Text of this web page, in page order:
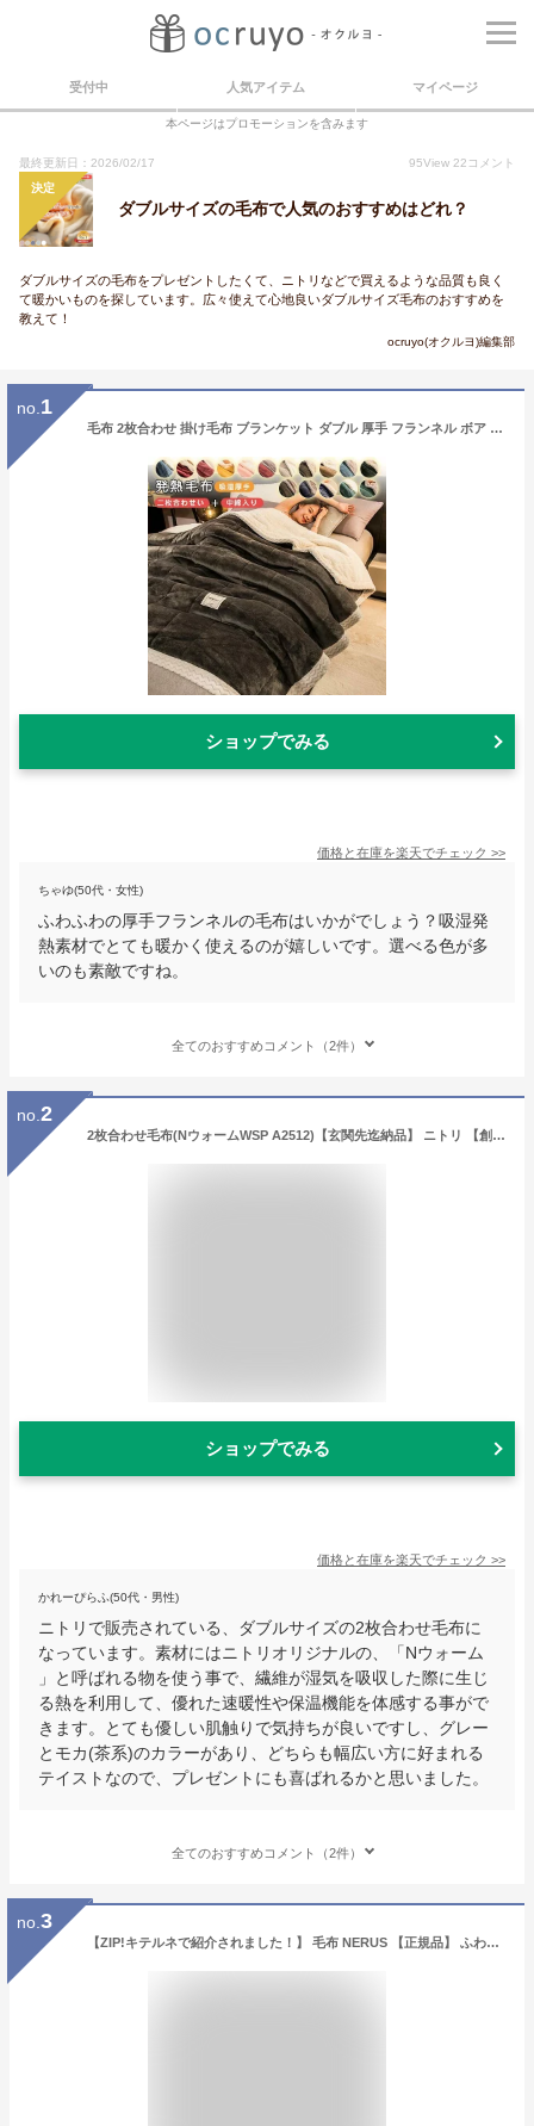
受付中 人気アイテム マイページ
本ページはプロモーションを含みます
最終更新日：2026/02/17 95View 22 コメント
決定
ダブルサイズの毛布で人気のおすすめはどれ？
ダブルサイズの毛布をプレゼントしたくて、ニトリなどで買えるような品質も良く
て暖かいものを探しています。広々使えて心地良いダブルサイズ毛布のおすすめを
教えて！
ocruyo(オクルヨ)編集部
no. 1
毛布 2枚合わせ 掛け毛布 ブランケット ダブル 厚手 フランネル ボア シープボア マイクロファイバー 吸湿 発熱 あったか 両面使える 洗える 三層構造 ふわふわ もこもこ 北欧 インテリア・寝具 秋 冬用 寒さ対策 オールシーズン 180×200cm
ショップでみる
価格と在庫を楽天でチェック >>
ちゃゆ(50代・女性)
ふわふわの厚手フランネルの毛布はいかがでしょう？吸湿発
熱素材でとても暖かく使えるのが嬉しいです。選べる色が多
いのも素敵ですね。
全てのおすすめコメント（2件）
no. 2
2枚合わせ毛布(NウォームWSP A2512)【玄関先迄納品】 ニトリ 【創業祭期間限定価格：1/5まで】
ショップでみる
価格と在庫を楽天でチェック >>
かれーぴらふ(50代・男性)
ニトリで販売されている、ダブルサイズの2枚合わせ毛布に
なっています。素材にはニトリオリジナルの、「Nウォーム
」と呼ばれる物を使う事で、繊維が湿気を吸収した際に生じ
る熱を利用して、優れた速暖性や保温機能を体感する事がで
きます。とても優しい肌触りで気持ちが良いですし、グレー
とモカ(茶系)のカラーがあり、どちらも幅広い方に好まれる
テイストなので、プレゼントにも喜ばれるかと思いました。
全てのおすすめコメント（2件）
no. 3
【ZIP!キテルネで紹介されました！】 毛布 NERUS 【正規品】 ふわとろ毛布 もこもこ毛布 ブランケット モコモコ とろとろ ふわふわ 毛布 シングル セミダブル ダブル ハーフ ふわもこ ポコポコ ひざ掛け 2枚合わせ 厚手 秋冬 Branchpoint